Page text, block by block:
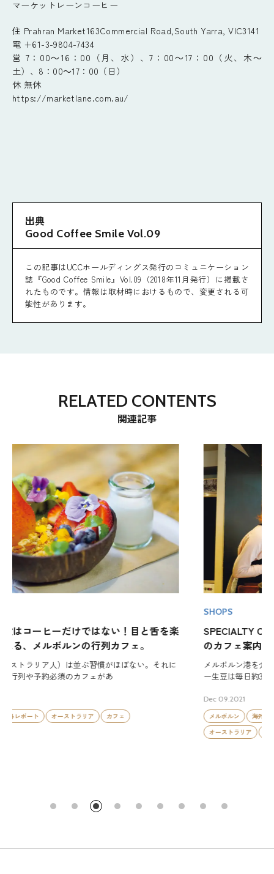
マーケットレーンコーヒー
住 Prahran Market163Commercial Road,South Yarra, VIC3141
電 +61-3-9804-7434
営 7：00～16：00（月、水）、7：00～17：00（火、木～
土）、8：00～17：00（日）
休 無休
https://marketlane.com.au/
出典
Good Coffee Smile Vol.09
この記事はUCCホールディングス発行のコミュニケーション
誌『Good Coffee Smile』Vol.09（2018年11月発行）に掲載さ
れたものです。情報は取材時におけるもので、変更される可
能性があります。
RELATED CONTENTS
関連記事
SPECIALTY COFFEE in MELBOURNE メルボルン
のカフェ案内。
メルボルン港を介してオーストラリア国内に輸入されるコーヒ
ー生豆は毎日約30トン。これは約300万
メルボルン
海外レポート
スペシャルティーコーヒー